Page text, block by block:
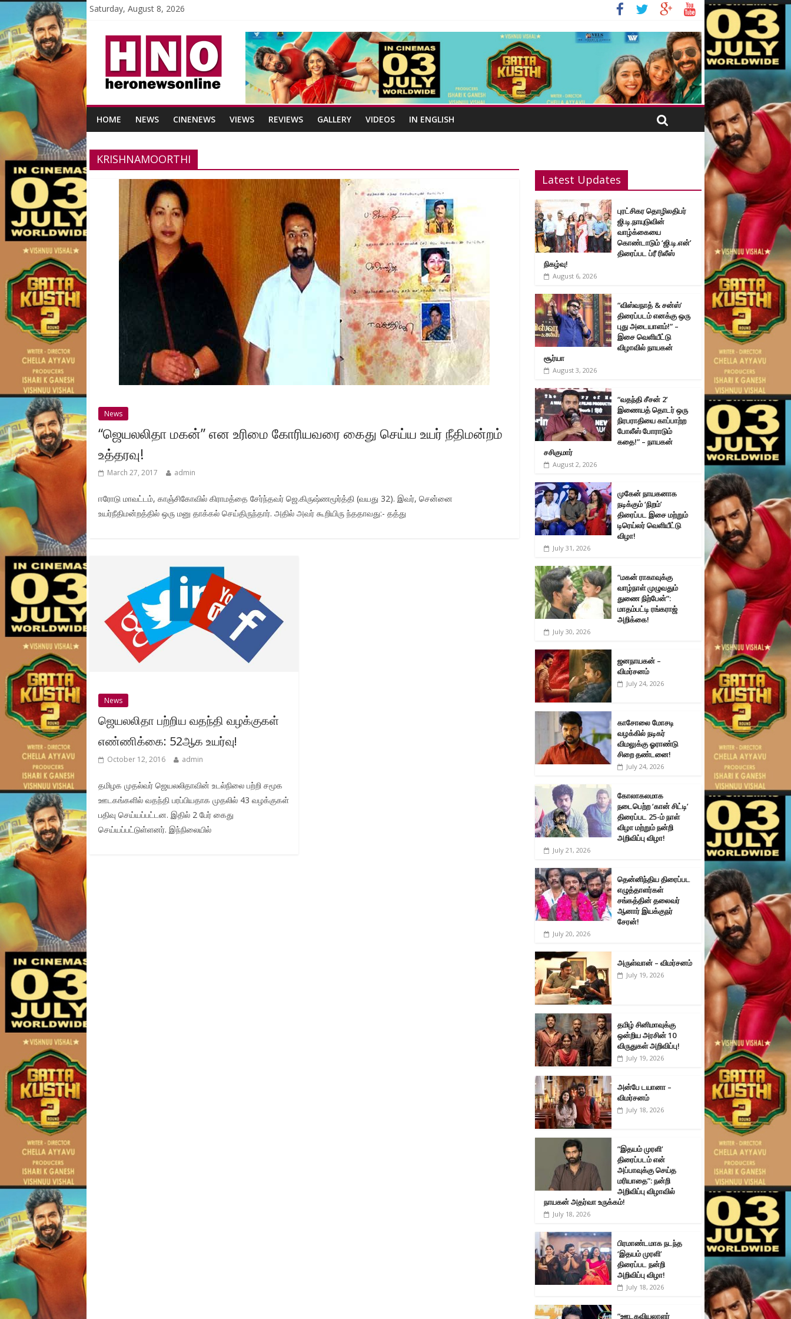
Saturday, August 8, 2026
HOME NEWS CINENEWS VIEWS REVIEWS GALLERY VIDEOS IN ENGLISH
KRISHNAMOORTHI
News
“ஜெயலலிதா மகன்” என உரிமை கோரியவரை கைது செய்ய உயர் நீதிமன்றம்
உத்தரவு!
March 27, 2017 admin
ஈரோடு மாவட்டம், காஞ்சிகோவில் கிராமத்தை சேர்ந்தவர் ஜெ.கிருஷ்ணமூர்த்தி (வயது 32). இவர், சென்னை
உயர்நீதிமன்றத்தில் ஒரு மனு தாக்கல் செய்திருந்தார். அதில் அவர் கூறியிரு ந்ததாவது:- தத்து
News
ஜெயலலிதா பற்றிய வதந்தி வழக்குகள்
எண்ணிக்கை: 52ஆக உயர்வு!
October 12, 2016 admin
தமிழக முதல்வர் ஜெயலலிதாவின் உடல்நிலை பற்றி சமூக
ஊடகங்களில் வதந்தி பரப்பியதாக முதலில் 43 வழக்குகள்
பதிவு செய்யப்பட்டன. இதில் 2 பேர் கைது
செய்யப்பட்டுள்ளனர். இந்நிலையில்
Latest Updates
புரட்சிகர தொழிலதிபர்
ஜி.டி.நாயுடுவின்
வாழ்க்கையை
கொண்டாடும் ‘ஜி.டி.என்’
திரைப்பட ப்ரீ ரிலீஸ்
நிகழ்வு!
August 6, 2026
“விஸ்வநாத் & சன்ஸ்’
திரைப்படம் எனக்கு ஒரு
புது அடையாளம்!” –
இசை வெளியீட்டு
விழாவில் நாயகன்
சூர்யா
August 3, 2026
“வதந்தி சீசன் 2’
இணையத் தொடர் ஒரு
நிரபராதியை காப்பாற்ற
போலீஸ் போராடும்
கதை!” – நாயகன்
சசிகுமார்
August 2, 2026
முகேன் நாயகனாக
நடிக்கும் ‘நிறம்’
திரைப்பட இசை மற்றும்
டிரெய்லர் வெளியீட்டு
விழா!
July 31, 2026
“மகன் ராகாவுக்கு
வாழ்நாள் முழுவதும்
துணை நிற்பேன்”:
மாதம்பட்டி ரங்கராஜ்
அறிக்கை!
July 30, 2026
ஜனநாயகன் –
விமர்சனம்
July 24, 2026
காசோலை மோசடி
வழக்கில் நடிகர்
விமலுக்கு ஓராண்டு
சிறை தண்டனை!
July 24, 2026
கோலாகலமாக
நடைபெற்ற ‘கான் சிட்டி’
திரைப்பட 25-ம் நாள்
விழா மற்றும் நன்றி
அறிவிப்பு விழா!
July 21, 2026
தென்னிந்திய திரைப்பட
எழுத்தாளர்கள்
சங்கத்தின் தலைவர்
ஆனார் இயக்குநர்
சேரன்!
July 20, 2026
அருள்வான் – விமர்சனம்
July 19, 2026
தமிழ் சினிமாவுக்கு
ஒன்றிய அரசின் 10
விருதுகள் அறிவிப்பு!
July 19, 2026
அன்பே டயானா –
விமர்சனம்
July 18, 2026
”இதயம் முரளி’
திரைப்படம் என்
அப்பாவுக்கு செய்த
மரியாதை”: நன்றி
அறிவிப்பு விழாவில்
நாயகன் அதர்வா உருக்கம்!
July 18, 2026
பிரமாண்டமாக நடந்த
‘இதயம் முரளி’
திரைப்பட நன்றி
அறிவிப்பு விழா!
July 18, 2026
”ஊடகவியலாளர்